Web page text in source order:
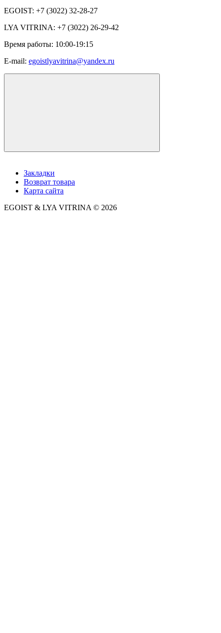
EGOIST: +7 (3022) 32-28-27
LYA VITRINA: +7 (3022) 26-29-42
Время работы: 10:00-19:15
E-mail: egoistlyavitrina@yandex.ru
Закладки
Возврат товара
Карта сайта
EGOIST & LYA VITRINA © 2026